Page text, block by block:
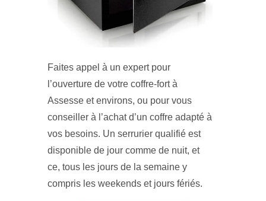
Faites appel à un expert pour
l’ouverture de votre coffre-fort à
Assesse et environs, ou pour vous
conseiller à l’achat d’un coffre adapté à
vos besoins. Un serrurier qualifié est
disponible de jour comme de nuit, et
ce, tous les jours de la semaine y
compris les weekends et jours fériés.